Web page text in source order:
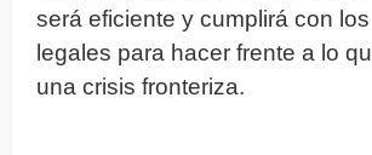
será eficiente y cumplirá con
legales para hacer frente a lo
una crisis fronteriza.